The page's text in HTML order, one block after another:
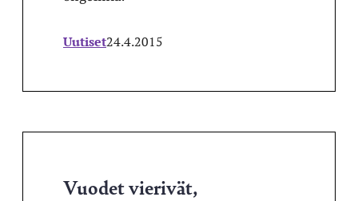
Uutiset24.4.2015
Vuodet vierivät,